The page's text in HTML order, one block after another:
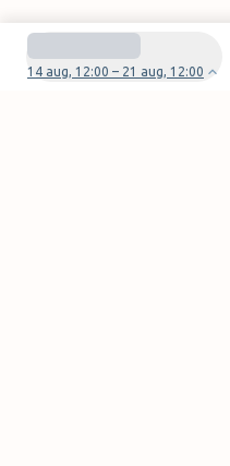
14 aug, 12:00 – 21 aug, 12:00